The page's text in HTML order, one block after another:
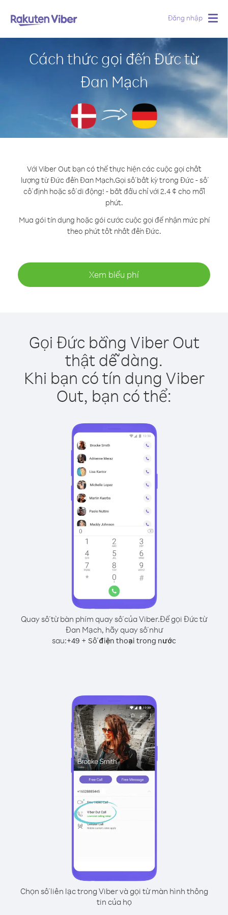
Đăng nhập
Cách thức gọi đến Đức từ
Đan Mạch
Với Viber Out bạn có thể thực hiện các cuộc gọi chất
lượng từ Đức đến Đan Mạch.Gọi số bất kỳ trong Đức - số
cố định hoặc số di động! - bắt đầu chỉ với 2.4 ¢ cho mỗi
phút.
Mua gói tín dụng hoặc gói cước cuộc gọi để nhận mức phí
theo phút tốt nhất đến Đức.
Xem biểu phí
Gọi Đức bằng Viber Out
thật dễ dàng.
Khi bạn có tín dụng Viber
Out, bạn có thể:
Quay số từ bàn phím quay số của Viber.Để gọi Đức từ
Đan Mạch, hãy quay số như
sau:+49 + Số điện thoại trong nước
Chọn số liên lạc trong Viber và gọi từ màn hình thông
tin của họ